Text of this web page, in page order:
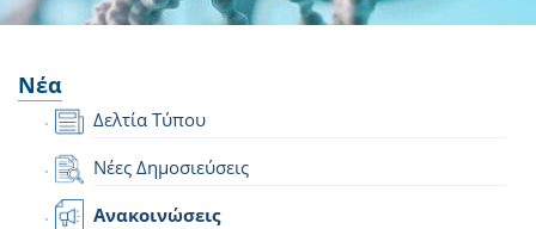
Νέα
Δελτία Τύπου
Νέες Δημοσιεύσεις
Ανακοινώσεις